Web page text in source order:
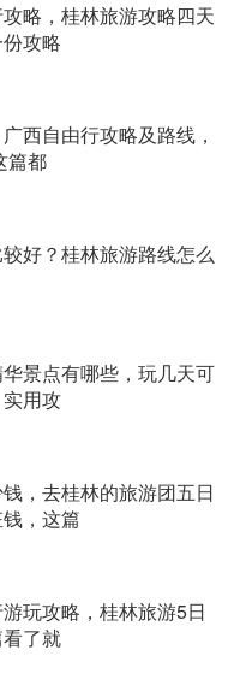
略，桂林旅游攻略四天
攻略
西自由行攻略及路线，
篇都
好？桂林旅游路线怎么
景点有哪些，玩几天可
用攻
，去桂林的旅游团五日
，这篇
玩攻略，桂林旅游5日
了就